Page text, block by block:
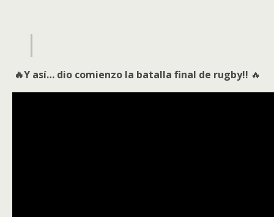
🔥Y así… dio comienzo la batalla final de rugby!! 🔥